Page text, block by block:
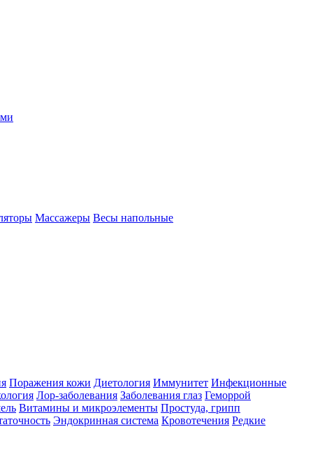
Массажеры Весы напольные
Поражения кожи Диетология Иммунитет Инфекционные
Лор-заболевания Заболевания глаз Геморрой
Витамины и микроэлементы Простуда, грипп
Эндокринная система Кровотечения Редкие